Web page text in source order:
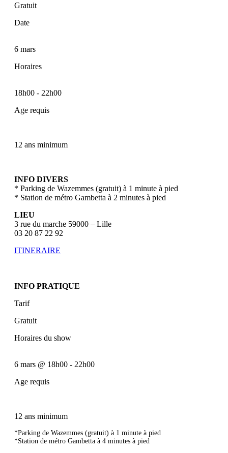
Gratuit
Date
6 mars
Horaires
18h00 - 22h00
Age requis
12 ans minimum
INFO DIVERS
* Parking de Wazemmes (gratuit) à 1 minute à pied
* Station de métro Gambetta à 2 minutes à pied
LIEU
3 rue du marche 59000 – Lille
03 20 87 22 92
ITINERAIRE
INFO PRATIQUE
Tarif
Gratuit
Horaires du show
6 mars @ 18h00 - 22h00
Age requis
12 ans minimum
*Parking de Wazemmes (gratuit) à 1 minute à pied
*Station de métro Gambetta à 4 minutes à pied